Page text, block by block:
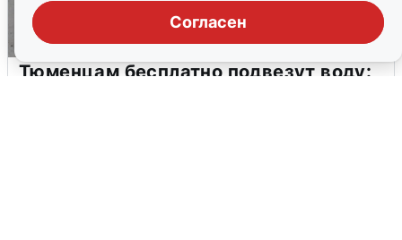
Согласен
Тюменцам бесплатно подвезут воду: